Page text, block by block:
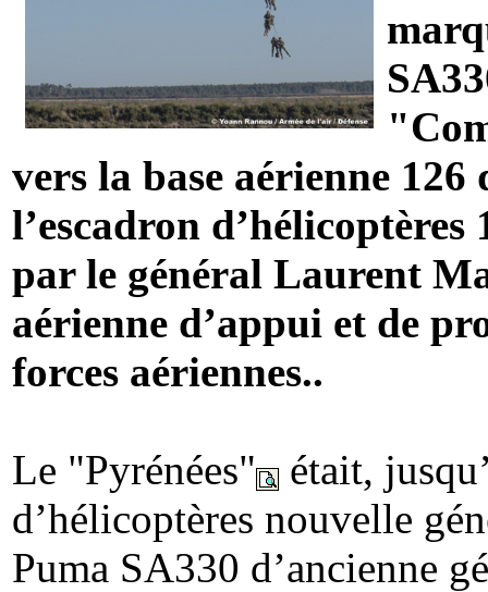
vers la base aérienne
l’escadron
par le général Laurent
aérienne d’appui et de
forces aériennes..
Le "Pyrénées"
était,
d’hélicoptères nouvelle
Puma SA330 d’ancienne